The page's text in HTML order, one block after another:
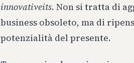
innovativeits. Non si tratta di
business obsoleto, ma di
potenzialità del presente.